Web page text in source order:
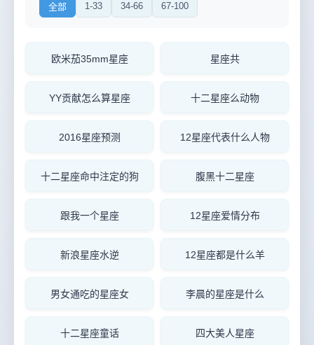
全部 1-33 34-66 67-100
欧米茄35mm星座 星座共
YY贡献怎么算星座 十二星座么动物
2016星座预测 12星座代表什么人物
十二星座命中注定的狗 腹黑十二星座
跟我一个星座 12星座爱情分布
新浪星座水逆 12星座都是什么羊
男女通吃的星座女 李晨的星座是什么
十二星座童话 四大美人星座